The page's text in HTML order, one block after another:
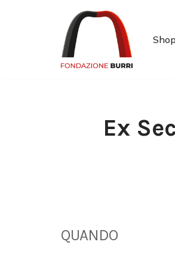
Ex
QUANDO